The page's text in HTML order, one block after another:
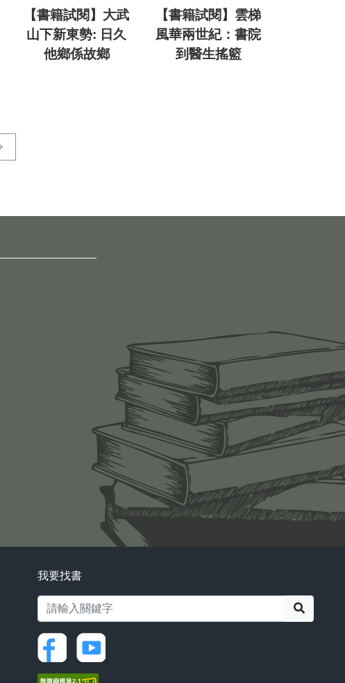
【書籍試閱】大武
山下新東勢: 日久
他鄉係故鄉
【書籍試閱】雲梯
風華兩世紀：書院
到醫生搖籃
我要找書